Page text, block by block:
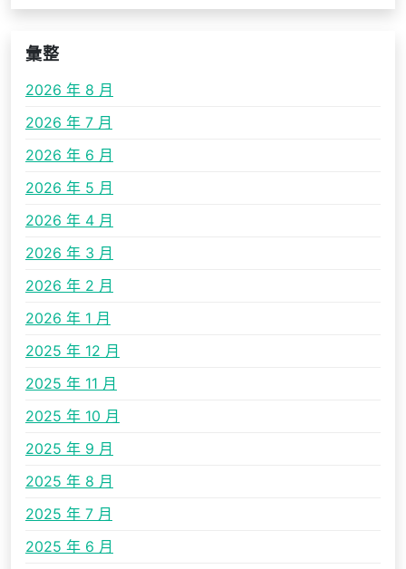
彙整
2026 年 8 月
2026 年 7 月
2026 年 6 月
2026 年 5 月
2026 年 4 月
2026 年 3 月
2026 年 2 月
2026 年 1 月
2025 年 12 月
2025 年 11 月
2025 年 10 月
2025 年 9 月
2025 年 8 月
2025 年 7 月
2025 年 6 月